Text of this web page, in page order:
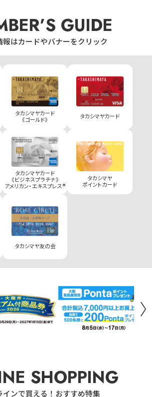
GUIDE
報はカードやバナーをクリック
タカシマヤカード
《ゴールド》
タカシマヤカード
タカシマヤカード
《ビジネスプラチナ》
アメリカン・エキスプレス®
タカシマヤ
ポイントカード
タカシマヤ友の会
SHOPPING
インで買える！おすすめ特集